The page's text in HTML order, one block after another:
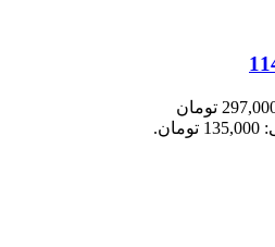
قیمت اصلی: 297,000 تومان